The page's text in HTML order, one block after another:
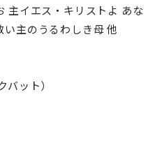
主イエス・キリストよ あな
主のうるわしき母 他
ット）